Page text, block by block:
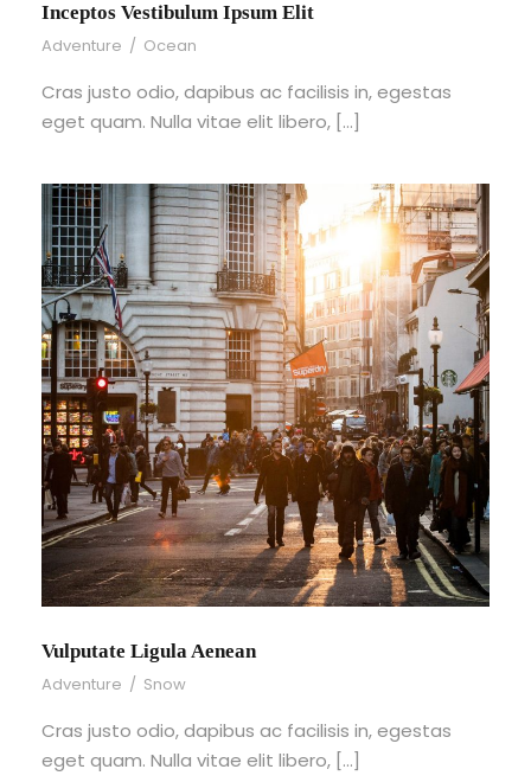
Inceptos Vestibulum Ipsum Elit
Adventure / Ocean
Cras justo odio, dapibus ac facilisis in, egestas
eget quam. Nulla vitae elit libero, […]
Vulputate Ligula Aenean
Adventure / Snow
Cras justo odio, dapibus ac facilisis in, egestas
eget quam. Nulla vitae elit libero, […]